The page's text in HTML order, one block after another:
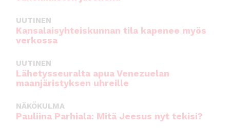
UUTINEN
Kansalaisyhteiskunnan tila kapenee myös
verkossa
UUTINEN
Lähetysseuralta apua Venezuelan
maanjäristyksen uhreille
NÄKÖKULMA
Pauliina Parhiala: Mitä Jeesus nyt tekisi?